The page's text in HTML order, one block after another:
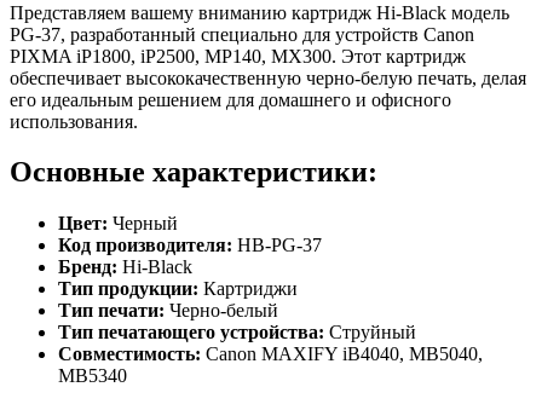
Представляем вашему вниманию картридж Hi-Black модель
PG-37, разработанный специально для устройств Canon
PIXMA iP1800, iP2500, MP140, MX300. Этот картридж
обеспечивает высококачественную черно-белую печать, делая
его идеальным решением для домашнего и офисного
использования.
Основные характеристики:
Цвет: Черный
Код производителя: HB-PG-37
Бренд: Hi-Black
Тип продукции: Картриджи
Тип печати: Черно-белый
Тип печатающего устройства: Струйный
Совместимость: Canon MAXIFY iB4040, МВ5040,
МВ5340